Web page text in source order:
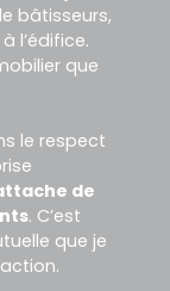
bâtisseurs,
l’édifice.
que
le respect
de
. C’est
que je